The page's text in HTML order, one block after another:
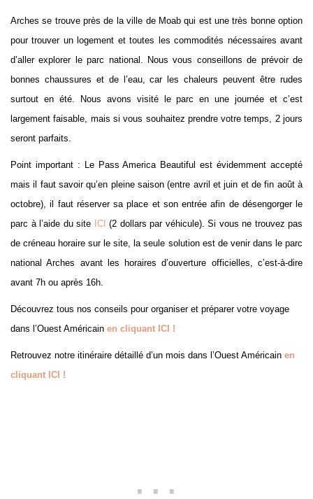
Arches se trouve près de la ville de Moab qui est une très bonne option
pour trouver un logement et toutes les commodités nécessaires avant
d’aller explorer le parc national. Nous vous conseillons de prévoir de
bonnes chaussures et de l’eau, car les chaleurs peuvent être rudes
surtout en été. Nous avons visité le parc en une journée et c’est
largement faisable, mais si vous souhaitez prendre votre temps, 2 jours
seront parfaits.
Point important : Le Pass America Beautiful est évidemment accepté
mais il faut savoir qu’en pleine saison (entre avril et juin et de fin août à
octobre), il faut réserver sa place et son entrée afin de désengorger le
parc à l’aide du site ICI (2 dollars par véhicule). Si vous ne trouvez pas
de créneau horaire sur le site, la seule solution est de venir dans le parc
national Arches avant les horaires d’ouverture officielles, c’est-à-dire
avant 7h ou après 16h.
Découvrez tous nos conseils pour organiser et préparer votre voyage
dans l’Ouest Américain en cliquant ICI !
Retrouvez notre itinéraire détaillé d’un mois dans l’Ouest Américain en
cliquant ICI !